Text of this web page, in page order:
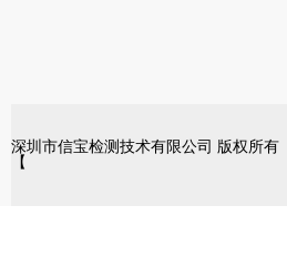
深圳市信宝检测技术有限公司 版权所有
【